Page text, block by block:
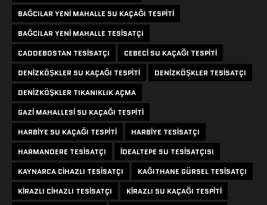
BAĞCILAR YENI MAHALLE SU KAÇAĞI TESPITI
BAĞCILAR YENI MAHALLE TESISATÇI
CADDEBOSTAN TESISATÇI
CEBECI SU KAÇAĞI TESPITI
DENIZKÖŞKLER SU KAÇAĞI TESPITI
DENIZKÖŞKLER TESISATÇI
DENIZKÖŞKLER TIKANIKLIK AÇMA
GAZI MAHALLESI SU KAÇAĞI TESPITI
HARBIYE SU KAÇAĞI TESPITI
HARBIYE TESISATÇI
HARMANDERE TESISATÇI
IDEALTEPE SU TESISATÇISI
KAYNARCA CIHAZLI TESISATÇI
KAĞITHANE GÜRSEL TESISATÇI
KIRAZLI CIHAZLI TESISATÇI
KIRAZLI SU KAÇAĞI TESPITI